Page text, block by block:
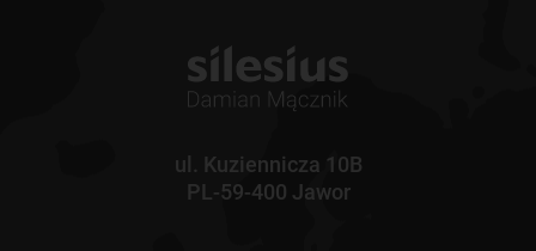
ul. Kuziennicza 10B
PL-59-400 Jawor